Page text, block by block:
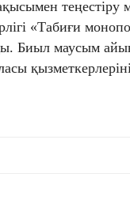
«Табиғи
Биыл маусым